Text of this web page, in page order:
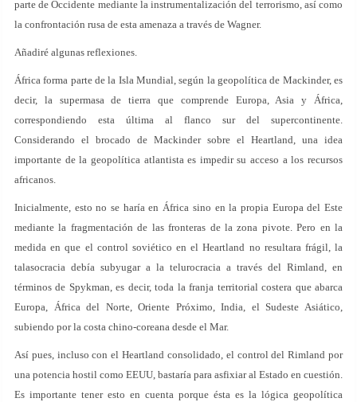
parte de Occidente mediante la instrumentalización del terrorismo, así como
la confrontación rusa de esta amenaza a través de Wagner.
Añadiré algunas reflexiones.
África forma parte de la Isla Mundial, según la geopolítica de Mackinder, es
decir, la supermasa de tierra que comprende Europa, Asia y África,
correspondiendo esta última al flanco sur del supercontinente.
Considerando el brocado de Mackinder sobre el Heartland, una idea
importante de la geopolítica atlantista es impedir su acceso a los recursos
africanos.
Inicialmente, esto no se haría en África sino en la propia Europa del Este
mediante la fragmentación de las fronteras de la zona pivote. Pero en la
medida en que el control soviético en el Heartland no resultara frágil, la
talasocracia debía subyugar a la telurocracia a través del Rimland, en
términos de Spykman, es decir, toda la franja territorial costera que abarca
Europa, África del Norte, Oriente Próximo, India, el Sudeste Asiático,
subiendo por la costa chino-coreana desde el Mar.
Así pues, incluso con el Heartland consolidado, el control del Rimland por
una potencia hostil como EEUU, bastaría para asfixiar al Estado en cuestión.
Es importante tener esto en cuenta porque ésta es la lógica geopolítica